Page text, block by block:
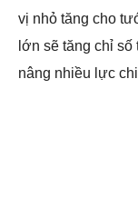
vị nhỏ tăng cho
lớn sẽ tăng chỉ số
nâng nhiều lực